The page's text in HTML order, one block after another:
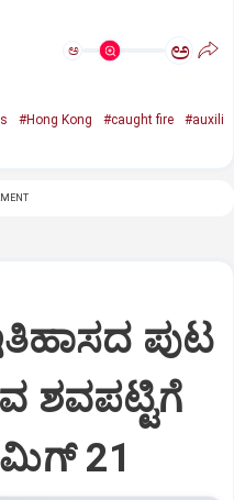
ಅ ಅ
#Hong Kong #caught fire
#auxili
ಪುಟ
ಶವಪಟ್ಟಿಗೆ
ಮಿಗ್‌ 21